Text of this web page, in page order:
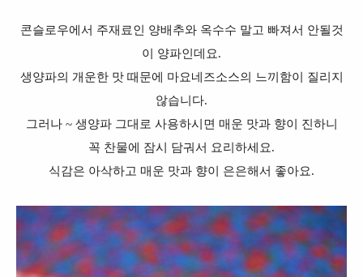
콘슬로우에서 주재료인 양배추와 옥수수 말고 빠져서 안될것
이 양파인데요.
생양파의 개운한 맛 때문에 마요네즈소스의 느끼함이 질리지
않습니다.
그러나 ~ 생양파 그대로 사용하시면 매운 맛과 향이 진하니
꼭 찬물에 잠시 담궈서 요리하세요.
식감은 아삭하고 매운 맛과 향이 은은해서 좋아요.